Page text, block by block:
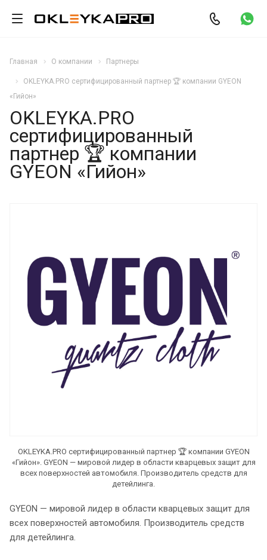
Главная О компании Партнеры
OKLEYKA.PRO сертифицированный партнер 🏆 компании GYEON
«Гийон»
OKLEYKA.PRO
сертифицированный
партнер 🏆 компании
GYEON «Гийон»
OKLEYKA.PRO сертифицированный партнер 🏆 компании GYEON
«Гийон». GYEON — мировой лидер в области кварцевых защит для
всех поверхностей автомобиля. Производитель средств для
детейлинга.
GYEON — мировой лидер в области кварцевых защит для
всех поверхностей автомобиля. Производитель средств
для детейлинга.